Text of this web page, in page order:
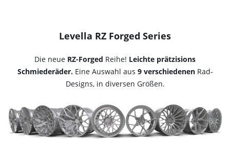
Levella RZ Forged Series
Die neue RZ-Forged Reihe! Leichte prätzisions
Schmiederäder. Eine Auswahl aus 9verschiedenen Rad-
Designs, in diversen Größen.